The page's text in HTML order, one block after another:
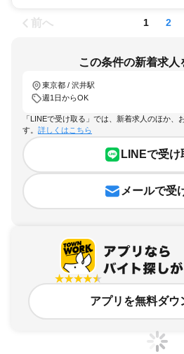
前へ 1 2
この条件の新着求人
東京都 / 沢井駅
週1日からOK
「LINEで受け取る」では、新着求人のほか、
す。 詳しくはこちら
LINEで受け
メールで受
アプリを無料ダウ